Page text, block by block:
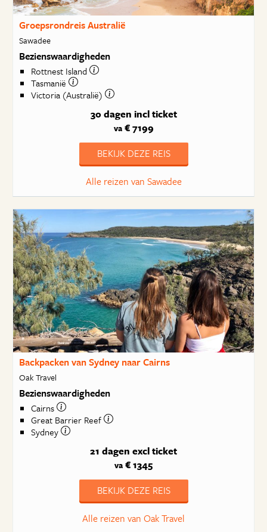
Groepsrondreis Australië
Sawadee
Bezienswaardigheden
Rottnest Island
Tasmanië
Victoria (Australië)
30 dagen incl ticket
va€ 7199
BEKIJK DEZE REIS
Alle reizen van Sawadee
Backpacken van Sydney naar Cairns
Oak Travel
Bezienswaardigheden
Cairns
Great Barrier Reef
Sydney
21 dagen excl ticket
va € 1345
BEKIJK DEZE REIS
Alle reizen van Oak Travel